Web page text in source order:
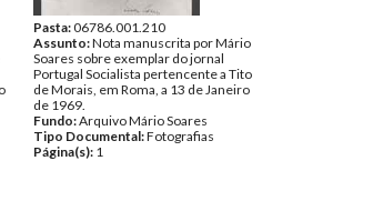
Pasta:06786.001.210
Assunto:Nota manuscrita por Mário
Soares sobre exemplar do jornal
Portugal Socialista pertencente a Tito
de Morais, em Roma, a 13 de Janeiro
de 1969.
Fundo:Arquivo Mário Soares
Tipo Documental:Fotografias
Página(s): 1